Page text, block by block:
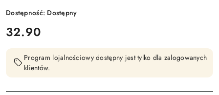
Dostępność: Dostępny
cena:
32.90
Program lojalnościowy dostępny jest tylko dla zalogowanych
klientów.